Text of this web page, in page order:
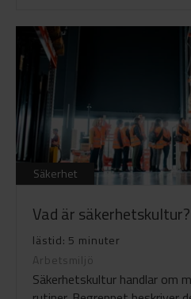
Säkerhet
Vad är säkerhetskultur?
lästid: 5 minuter
Arbetsmiljö
Säkerhetskultur handlar om